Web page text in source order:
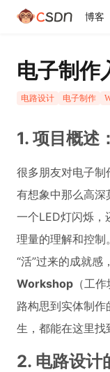
博客
电子制作
电路设计 电子制作
1. 项目概述
很多朋友对电子
有想象中那么高深
一个LED灯闪烁，
理量的理解和控制
“活”过来的成就
Workshop （工
路构思到实体制
生，都能在这里找
2. 电路设计